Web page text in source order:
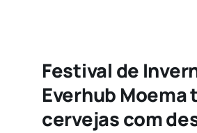
Festival de
Everhub Moema
cervejas com